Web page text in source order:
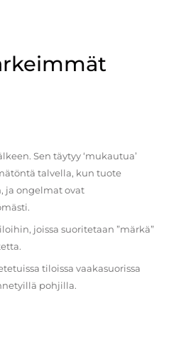
Sen täytyy ‘mukautua’
talvella, kun tuote
ja ongelmat ovat
joissa suoritetaan ”märkä”
tiloissa vaakasuorissa
pohjilla.